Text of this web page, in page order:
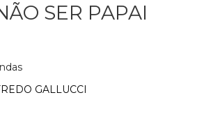
SER PAPAI
GALLUCCI